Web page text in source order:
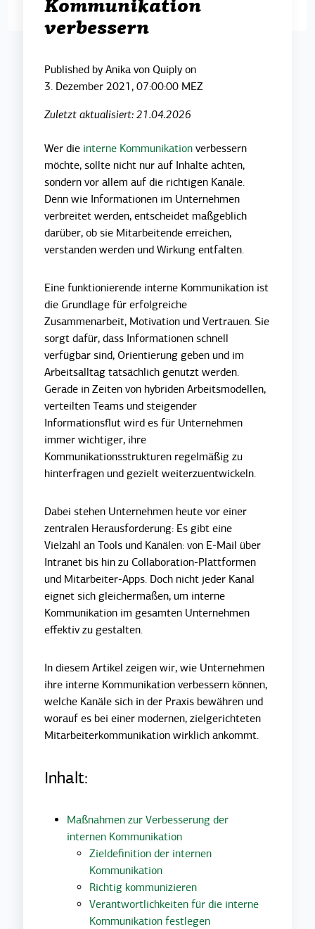
Kommunikation
verbessern
Published byAnika von Quiplyon
3. Dezember 2021, 07:00:00 MEZ
Zuletzt aktualisiert: 21.04.2026
Wer die interne Kommunikation verbessern
möchte, sollte nicht nur auf Inhalte achten,
sondern vor allem auf die richtigen Kanäle.
Denn wie Informationen im Unternehmen
verbreitet werden, entscheidet maßgeblich
darüber, ob sie Mitarbeitende erreichen,
verstanden werden und Wirkung entfalten.
Eine funktionierende interne Kommunikation ist
die Grundlage für erfolgreiche
Zusammenarbeit, Motivation und Vertrauen. Sie
sorgt dafür, dass Informationen schnell
verfügbar sind, Orientierung geben und im
Arbeitsalltag tatsächlich genutzt werden.
Gerade in Zeiten von hybriden Arbeitsmodellen,
verteilten Teams und steigender
Informationsflut wird es für Unternehmen
immer wichtiger, ihre
Kommunikationsstrukturen regelmäßig zu
hinterfragen und gezielt weiterzuentwickeln.
Dabei stehen Unternehmen heute vor einer
zentralen Herausforderung: Es gibt eine
Vielzahl an Tools und Kanälen: von E-Mail über
Intranet bis hin zu Collaboration-Plattformen
und Mitarbeiter-Apps. Doch nicht jeder Kanal
eignet sich gleichermaßen, um interne
Kommunikation im gesamten Unternehmen
effektiv zu gestalten.
In diesem Artikel zeigen wir, wie Unternehmen
ihre interne Kommunikation verbessern können,
welche Kanäle sich in der Praxis bewähren und
worauf es bei einer modernen, zielgerichteten
Mitarbeiterkommunikation wirklich ankommt.
Inhalt:
Maßnahmen zur Verbesserung der
internen Kommunikation
Zieldefinition der internen
Kommunikation
Richtig kommunizieren
Verantwortlichkeiten für die interne
Kommunikation festlegen